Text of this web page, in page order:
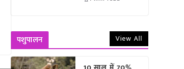
पशुपालन View All